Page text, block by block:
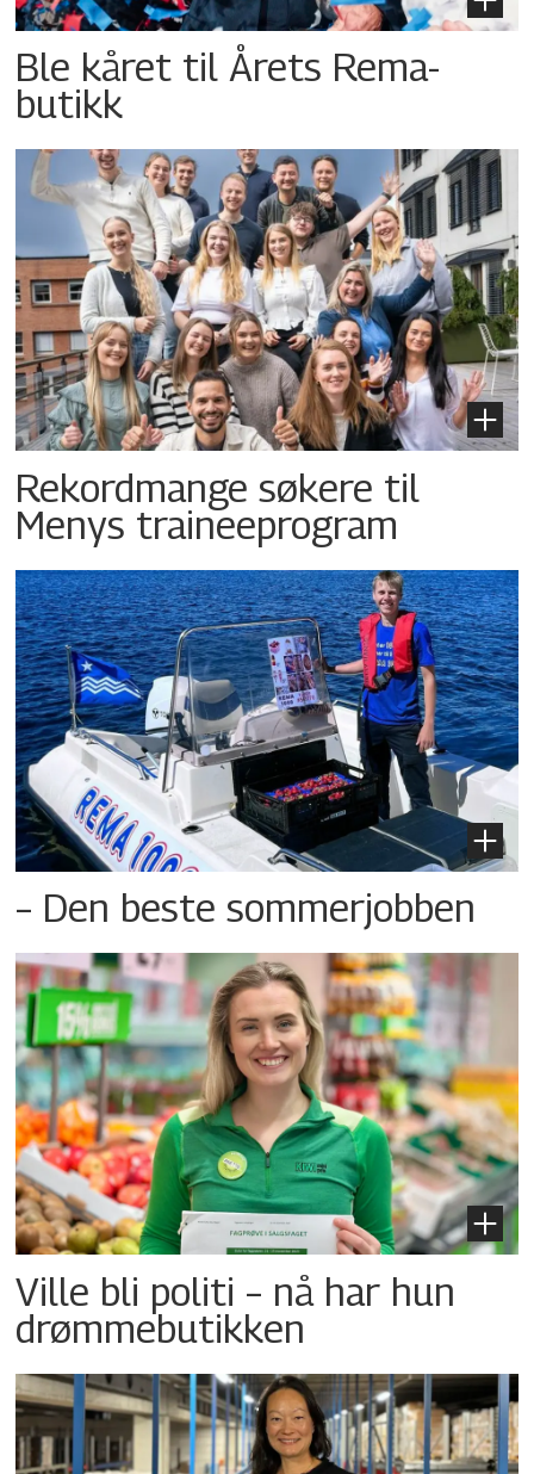
Ble kåret til Årets Rema-
butikk
Rekordmange søkere til
Menys traineeprogram
– Den beste sommerjobben
Ville bli politi – nå har hun
drømmebutikken